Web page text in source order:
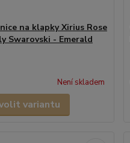
na klapky Xirius Rose
Swarovski - Emerald
Není skladem
variantu